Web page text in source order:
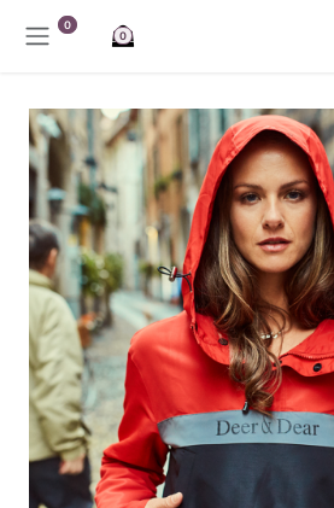
0
0